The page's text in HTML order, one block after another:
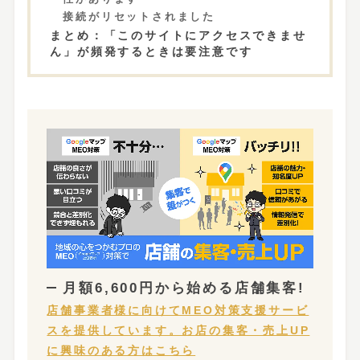
接続がリセットされました
まとめ：「このサイトにアクセスできませ
ん」が頻発するときは要注意です
月額6,600円から始める店舗集客!
店舗事業者様に向けてMEO対策支援サービ
スを提供しています。お店の集客・売上UP
に興味のある方はこちら